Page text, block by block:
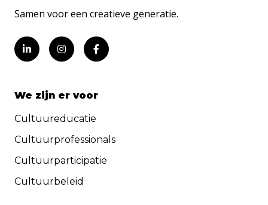
Samen voor een creatieve generatie.
We zijn er voor
Cultuureducatie
Cultuurprofessionals
Cultuurparticipatie
Cultuurbeleid